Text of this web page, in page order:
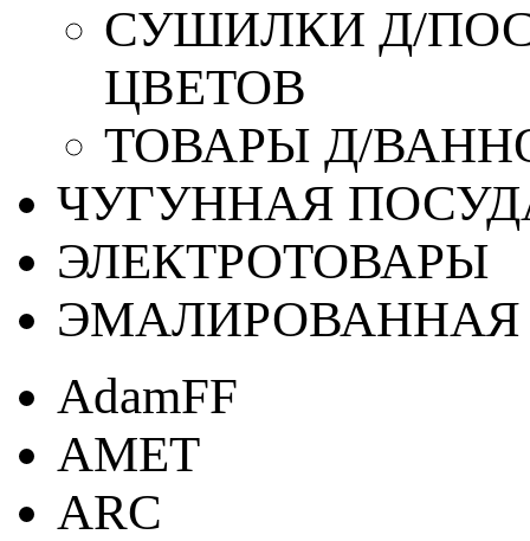
СУШИЛКИ Д/
ЦВЕТОВ
ТОВАРЫ Д/
ЧУГУННАЯ
ЭЛЕКТРОТОВАРЫ
ЭМАЛИРОВАННАЯ
AdamFF
AMET
ARC